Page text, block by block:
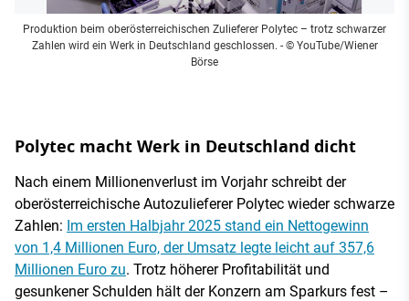
Produktion beim oberösterreichischen Zulieferer Polytec – trotz schwarzer
Zahlen wird ein Werk in Deutschland geschlossen. - © YouTube/Wiener
Börse
Polytec macht Werk in Deutschland dicht
Nach einem Millionenverlust im Vorjahr schreibt der
oberösterreichische Autozulieferer Polytec wieder schwarze
Zahlen: Im ersten Halbjahr 2025 stand ein Nettogewinn
von 1,4 Millionen Euro, der Umsatz legte leicht auf 357,6
Millionen Euro zu. Trotz höherer Profitabilität und
gesunkener Schulden hält der Konzern am Sparkurs fest –